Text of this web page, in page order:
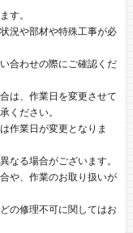
す。
況や部材や特殊工事が必
合わせの際にご確認くだ
は、作業日を変更させて
ください。
作業日が変更となりま
なる場合がございます。
や、作業のお取り扱いが
の修理不可に関してはお